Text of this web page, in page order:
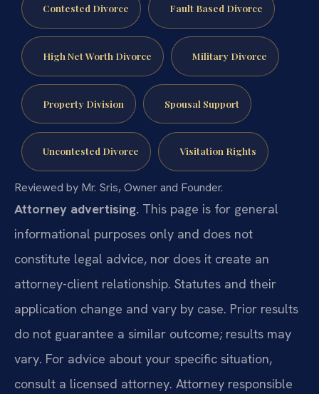
Contested Divorce Fault Based Divorce
High Net Worth Divorce Military Divorce
Property Division Spousal Support
Uncontested Divorce Visitation Rights
Reviewed by Mr. Sris, Owner and Founder.
Attorney advertising. This page is for general
informational purposes only and does not
constitute legal advice, nor does it create an
attorney-client relationship. Statutes and their
application change and vary by case. Prior results
do not guarantee a similar outcome; results may
vary. For advice about your specific situation,
consult a licensed attorney. Attorney responsible